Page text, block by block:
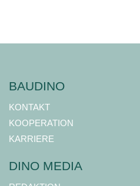
BAUDINO
KONTAKT
KOOPERATION
KARRIERE
DINO MEDIA